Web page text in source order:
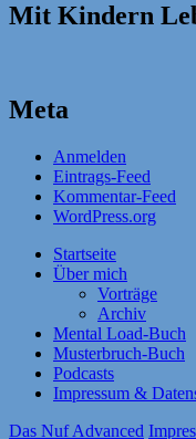
Mit Kindern
Meta
Anmelden
Eintrags-Feed
Kommentar-Feed
WordPress.org
Startseite
Über mich
Vorträge
Archiv
Mental Load-Buch
Musterbruch-Buch
Podcasts
Impressum &
Das Nuf Advanced